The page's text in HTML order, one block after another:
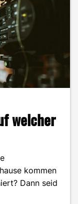
welcher
kommen
Dann seid